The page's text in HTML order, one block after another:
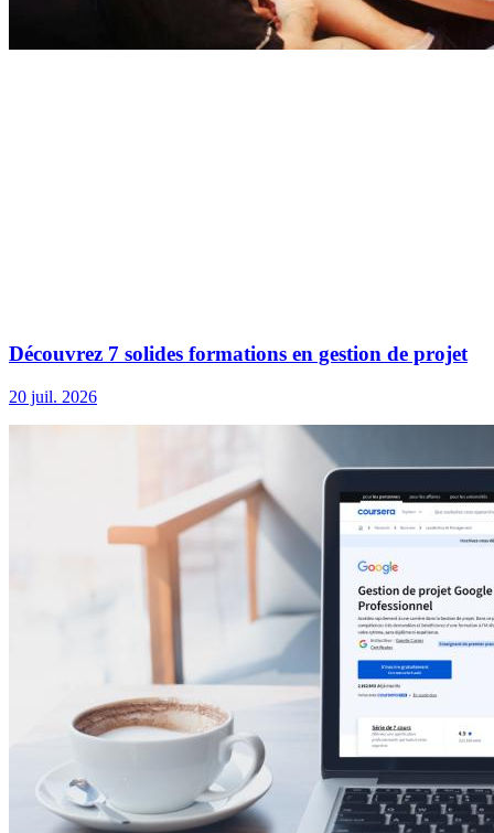
Découvrez 7 solides formations en gestion de projet
20 juil. 2026